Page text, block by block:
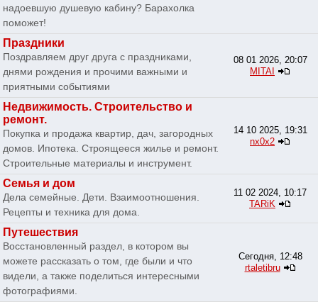
надоевшую душевую кабину? Барахолка
поможет!
Праздники
Поздравляем друг друга с праздниками,
днями рождения и прочими важными и
приятными событиями
08 01 2026, 20:07
MITAI
Недвижимость. Строительство и
ремонт.
Покупка и продажа квартир, дач, загородных
домов. Ипотека. Строящееся жилье и ремонт.
Строительные материалы и инструмент.
14 10 2025, 19:31
nx0x2
Семья и дом
Дела семейные. Дети. Взаимоотношения.
Рецепты и техника для дома.
11 02 2024, 10:17
TARiK
Путешествия
Восстановленный раздел, в котором вы
можете рассказать о том, где были и что
видели, а также поделиться интересными
фотографиями.
Сегодня, 12:48
rtaletibru